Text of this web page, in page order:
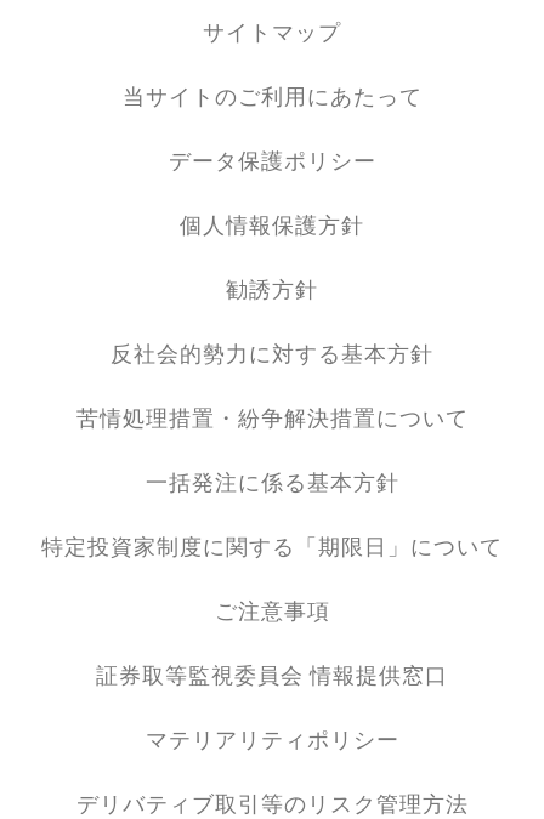
サイトマップ
当サイトのご利用にあたって
データ保護ポリシー
個人情報保護方針
勧誘方針
反社会的勢力に対する基本方針
苦情処理措置・紛争解決措置について
一括発注に係る基本方針
特定投資家制度に関する「期限日」について
ご注意事項
証券取等監視委員会 情報提供窓口
マテリアリティポリシー
デリバティブ取引等のリスク管理方法